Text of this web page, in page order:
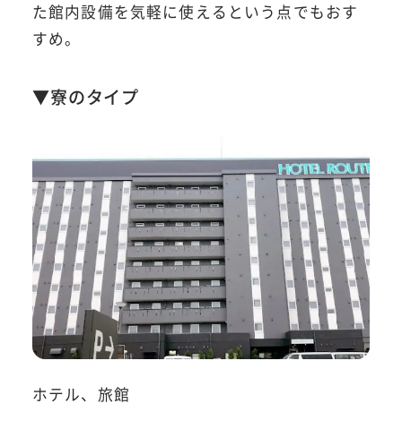
た館内設備を気軽に使えるという点でもおす
すめ。
▼寮のタイプ
ホテル、旅館